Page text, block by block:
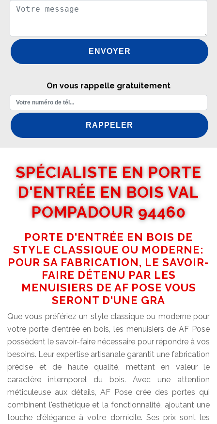
On vous rappelle gratuitement
SPÉCIALISTE EN PORTE
D'ENTRÉE EN BOIS VAL
POMPADOUR 94460
PORTE D'ENTRÉE EN BOIS DE
STYLE CLASSIQUE OU MODERNE:
POUR SA FABRICATION, LE SAVOIR-
FAIRE DÉTENU PAR LES
MENUISIERS DE AF POSE VOUS
SERONT D'UNE GRA
Que vous préfériez un style classique ou moderne pour
votre porte d'entrée en bois, les menuisiers de AF Pose
possèdent le savoir-faire nécessaire pour répondre à vos
besoins. Leur expertise artisanale garantit une fabrication
précise et de haute qualité, mettant en valeur le
caractère intemporel du bois. Avec une attention
méticuleuse aux détails, AF Pose crée des portes qui
combinent l'esthétique et la fonctionnalité, ajoutant une
touche d'élégance à votre domicile. Ses prix sont les